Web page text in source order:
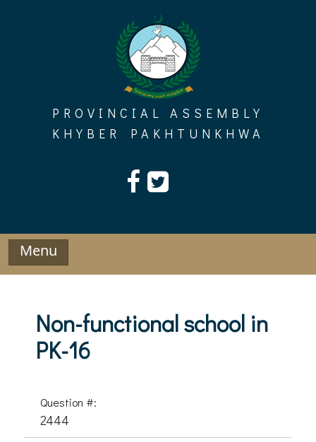
PROVINCIAL ASSEMBLY
KHYBER PAKHTUNKHWA
Menu
Non-functional school in
PK-16
Question #:
2444